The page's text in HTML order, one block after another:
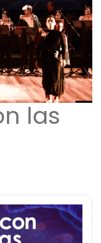
las